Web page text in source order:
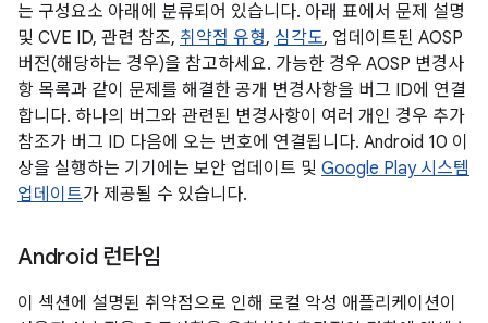
는 구성요소 아래에 분류되어 있습니다. 아래 표에서 문제 설명
및 CVE ID, 관련 참조, 취약점 유형, 심각도, 업데이트된 AOSP
버전(해당하는 경우)을 참고하세요. 가능한 경우 AOSP 변경사
항 목록과 같이 문제를 해결한 공개 변경사항을 버그 ID에 연결
합니다. 하나의 버그와 관련된 변경사항이 여러 개인 경우 추가
참조가 버그 ID 다음에 오는 번호에 연결됩니다. Android 10 이
상을 실행하는 기기에는 보안 업데이트 및 Google Play 시스템
업데이트가 제공될 수 있습니다.
Android 런타임
이 섹션에 설명된 취약점으로 인해 로컬 악성 애플리케이션이